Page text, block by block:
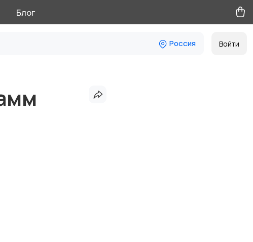
Блог
Россия Войти